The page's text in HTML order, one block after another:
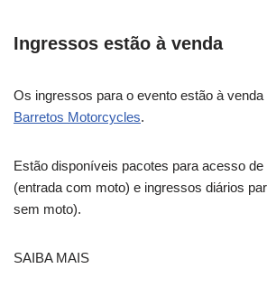
Ingressos estão à venda
Os ingressos para o evento estão à venda
Barretos Motorcycles.
Estão disponíveis pacotes para acesso
(entrada com moto) e ingressos diários
sem moto).
SAIBA MAIS